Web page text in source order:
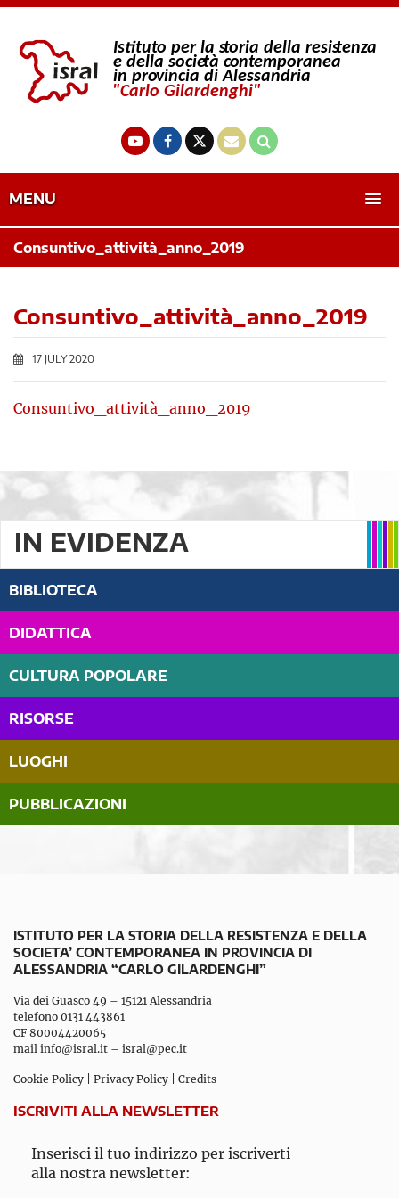
MENU
Consuntivo_attività_anno_2019
Consuntivo_attività_anno_2019
17 JULY 2020
Consuntivo_attività_anno_2019
IN EVIDENZA
BIBLIOTECA
DIDATTICA
CULTURA POPOLARE
RISORSE
LUOGHI
PUBBLICAZIONI
ISTITUTO PER LA STORIA DELLA RESISTENZA E DELLA
SOCIETA’ CONTEMPORANEA IN PROVINCIA DI
ALESSANDRIA “CARLO GILARDENGHI”
Via dei Guasco 49 – 15121 Alessandria
telefono 0131 443861
CF 80004420065
mail info@isral.it – isral@pec.it
Cookie Policy Privacy Policy Credits
ISCRIVITI ALLA NEWSLETTER
Inserisci il tuo indirizzo per iscriverti
alla nostra newsletter: